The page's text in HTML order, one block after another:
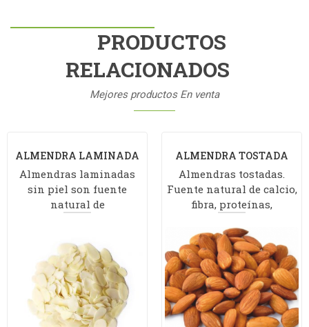
PRODUCTOS
RELACIONADOS
Mejores productos En venta
ALMENDRA LAMINADA
Almendras laminadas
sin piel son fuente
natural de
ALMENDRA TOSTADA
Almendras tostadas.
Fuente natural de calcio,
fibra, proteínas,